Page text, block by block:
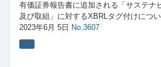
有価証券報告書に追加される「サステナ
及び取組」に対するXBRLタグ付けにつ
2023年6月 5日 No.3607
解説